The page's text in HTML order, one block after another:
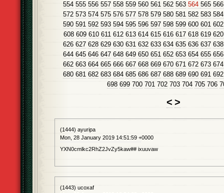
554 555 556 557 558 559 560 561 562 563 564 565 566
572 573 574 575 576 577 578 579 580 581 582 583 584
590 591 592 593 594 595 596 597 598 599 600 601 602
608 609 610 611 612 613 614 615 616 617 618 619 620
626 627 628 629 630 631 632 633 634 635 636 637 638
644 645 646 647 648 649 650 651 652 653 654 655 656
662 663 664 665 666 667 668 669 670 671 672 673 674
680 681 682 683 684 685 686 687 688 689 690 691 692
698 699 700 701 702 703 704 705 706
< >
(1444) ayuripa
Mon, 28 January 2019 14:51:59 +0000
YXN0cmlkc2RhZ2JvZy5kaw## ixuuvaw
(1443) ucoxaf